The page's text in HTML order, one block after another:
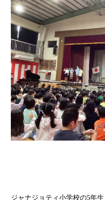
ジャナジョティ小学校の5年